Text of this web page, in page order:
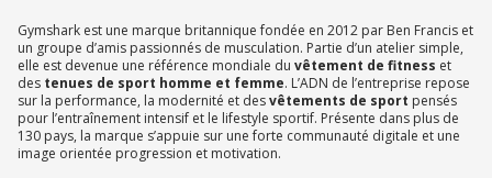
Gymshark est une marque britannique fondée en 2012 par Ben Francis et
un groupe d’amis passionnés de musculation. Partie d’un atelier simple,
elle est devenue une référence mondiale du vêtement de fitness et
des tenues de sport homme et femme. L’ADN de l’entreprise repose
sur la performance, la modernité et desvêtements de sport pensés
pour l’entraînement intensif et le lifestyle sportif. Présente dans plus de
130 pays, la marque s’appuie sur une forte communauté digitale et une
image orientée progression et motivation.